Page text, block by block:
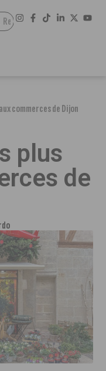
commerces de Dijon
plus
de